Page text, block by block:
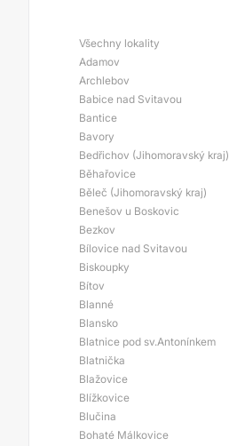
Všechny lokality
Adamov
Archlebov
Babice nad Svitavou
Bantice
Bavory
Bedřichov (Jihomoravský kraj)
Běhařovice
Běleč (Jihomoravský kraj)
Benešov u Boskovic
Bezkov
Bílovice nad Svitavou
Biskoupky
Bítov
Blanné
Blansko
Blatnice pod sv.Antonínkem
Blatnička
Blažovice
Blížkovice
Blučina
Bohaté Málkovice